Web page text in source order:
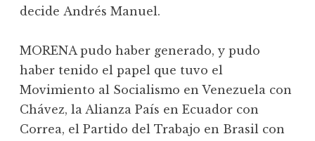
decide Andrés Manuel.
MORENA pudo haber generado, y pudo
haber tenido el papel que tuvo el
Movimiento al Socialismo en Venezuela con
Chávez, la Alianza País en Ecuador con
Correa, el Partido del Trabajo en Brasil con